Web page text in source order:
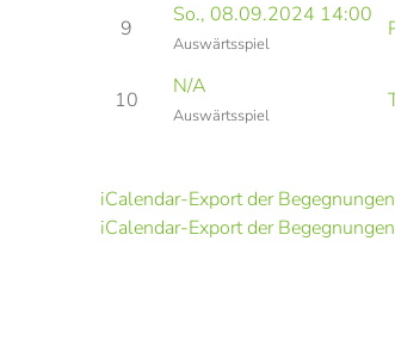
9
So., 08.09.2024 14:00
Auswärtsspiel
10
N/A
Auswärtsspiel
iCalendar-Export der
iCalendar-Export der